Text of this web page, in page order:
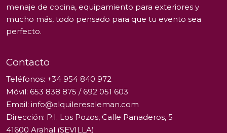
menaje de cocina, equipamiento para exteriores y
mucho más, todo pensado para que tu evento sea
perfecto.
Contacto
Teléfonos: +34 954 840 972
Móvil: 653 838 875 /692 051 603
Email: info@alquileresaleman.com
Dirección: P.I. Los Pozos, Calle Panaderos, 5
41600 Arahal (SEVILLA)